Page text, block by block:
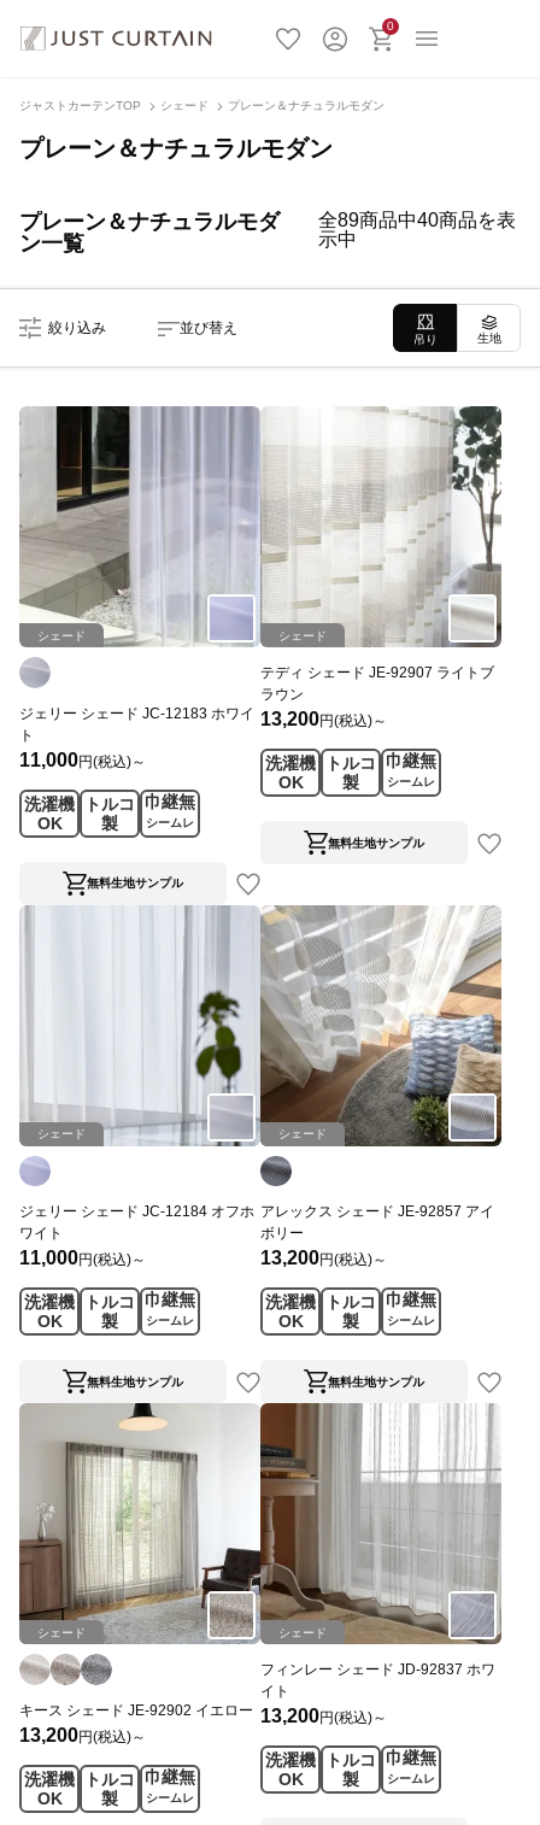
0
ジャストカーテンTOP シェード プレーン＆ナチュラルモダン
プレーン＆ナチュラルモダン
プレーン＆ナチュラルモダ
ン一覧
全89商品中40商品を表
示中
絞り込み 並び替え
吊り 生地
シェード
ジェリー シェード JC-12183 ホワイ
ト
11,000円(税込)～
洗濯機
OK
トルコ
製
巾継無
シームレ
ス
無料生地サンプル
シェード
テディ シェード JE-92907 ライトブ
ラウン
13,200円(税込)～
洗濯機
OK
トルコ
製
巾継無
シームレ
ス
無料生地サンプル
シェード
ジェリー シェード JC-12184 オフホ
ワイト
11,000円(税込)～
洗濯機
OK
トルコ
製
巾継無
シームレ
ス
無料生地サンプル
シェード
アレックス シェード JE-92857 アイ
ボリー
13,200円(税込)～
洗濯機
OK
トルコ
製
巾継無
シームレ
ス
無料生地サンプル
シェード
キース シェード JE-92902 イエロー
13,200円(税込)～
洗濯機
OK
トルコ
製
巾継無
シームレ
ス
シェード
フィンレー シェード JD-92837 ホワ
イト
13,200円(税込)～
洗濯機
OK
トルコ
製
巾継無
シームレ
ス